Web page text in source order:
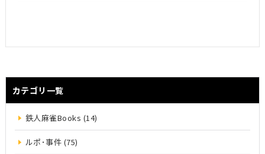
カテゴリ一覧
鉄人麻雀Books (14)
ルポ･事件 (75)